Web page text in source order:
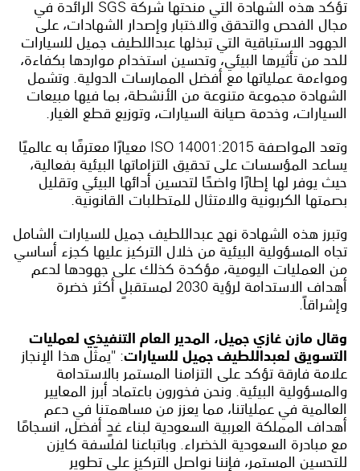
تؤكد هذه الشهادة التي منحتها شركة SGS الرائدة في
مجال الفحص والتحقق والاختبار وإصدار الشهادات، على
الجهود الاستباقية التي تبذلها عبداللطيف جميل للسيارات
للحد من تأثيرها البيئي، وتحسين استخدام مواردها بكفاءة،
ومواءمة عملياتها مع أفضل الممارسات الدولية. وتشمل
الشهادة مجموعة متنوعة من الأنشطة، بما فيها مبيعات
السيارات، وخدمة صيانة السيارات، وتوزيع قطع الغيار.
وتعد المواصفة ISO 14001:2015 معيارًا معترفًا به عالميًا
يساعد المؤسسات على تحقيق التزاماتها البيئية بفعالية،
حيث يوفر لها إطارًا واضحًا لتحسين أدائها البيئي وتقليل
بصمتها الكربونية والامتثال للمتطلبات القانونية.
وتبرز هذه الشهادة نهج عبداللطيف جميل للسيارات الشامل
تجاه المسؤولية البيئية من خلال التركيز عليها كجزء أساسي
من العمليات اليومية، مؤكدة كذلك على جهودها لدعم
أهداف الاستدامة لرؤية 2030 لمستقبلٍ أكثر خضرة
وإشراقاً.
وقال مازن غازي جميل، المدير العام التنفيذي لعمليات
التسويق لعبداللطيف جميل للسيارات: "يمثّل هذا الإنجاز
علامة فارقة تؤكد على التزامنا المستمر بالاستدامة
والمسؤولية البيئية. ونحن فخورون باعتماد أبرز المعايير
العالمية في عملياتنا، مما يعزز من مساهمتنا في دعم
أهداف المملكة العربية السعودية لبناء غدٍ أفضل، انسجامًا
مع مبادرة السعودية الخضراء. وباتباعنا لفلسفة كايزن
للتحسين المستمر، فإننا نواصل التركيز على تطوير